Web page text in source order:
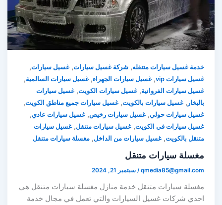
خدمة غسيل سيارات متنقله,شركة غسيل سيارات,غسيل سيارات,
غسيل سيارات vip ,غسيل سيارات الجهراء,غسيل سيارات السالمية,
غسيل سيارات الفروانية,غسيل سيارات الكويت,غسيل سيارات
بالبخار ,غسيل سيارات بالكويت,غسيل سيارات جميع مناطق الكويت,
غسيل سيارات حولي,غسيل سيارات رخيص,غسيل سيارات عادي,
غسيل سيارات في الكويت,غسيل سيارات متنقل,غسيل سيارات
متنقل بالكويت,غسيل سيارات من الداخل,مغسلة سيارات متنقل
مغسلة سيارات متنقل
qmedia85@gmail.com
/سبتمبر 21, 2024
مغسلة سيارات متنقل خدمة منازل مغسلة سيارات متنقل هي
احدي شركات غسيل السيارات والتي تعمل في مجال خدمة